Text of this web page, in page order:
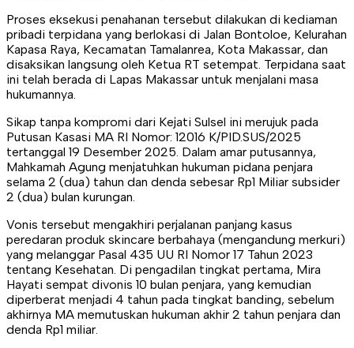
Proses eksekusi penahanan tersebut dilakukan di kediaman
pribadi terpidana yang berlokasi di Jalan Bontoloe, Kelurahan
Kapasa Raya, Kecamatan Tamalanrea, Kota Makassar, dan
disaksikan langsung oleh Ketua RT setempat. Terpidana saat
ini telah berada di Lapas Makassar untuk menjalani masa
hukumannya.
Sikap tanpa kompromi dari Kejati Sulsel ini merujuk pada
Putusan Kasasi MA RI Nomor: 12016 K/PID.SUS/2025
tertanggal 19 Desember 2025. Dalam amar putusannya,
Mahkamah Agung menjatuhkan hukuman pidana penjara
selama 2 (dua) tahun dan denda sebesar Rp1 Miliar subsider
2 (dua) bulan kurungan.
Vonis tersebut mengakhiri perjalanan panjang kasus
peredaran produk skincare berbahaya (mengandung merkuri)
yang melanggar Pasal 435 UU RI Nomor 17 Tahun 2023
tentang Kesehatan. Di pengadilan tingkat pertama, Mira
Hayati sempat divonis 10 bulan penjara, yang kemudian
diperberat menjadi 4 tahun pada tingkat banding, sebelum
akhirnya MA memutuskan hukuman akhir 2 tahun penjara dan
denda Rp1 miliar.